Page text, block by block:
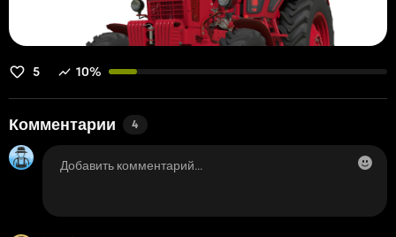
5 10%
Комментарии 4